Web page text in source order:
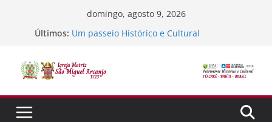
conteúdo
domingo, agosto 9, 2026
Últimos: Um passeio Histórico e Cultural
Semana Santa
SORTEIO DA FÉ